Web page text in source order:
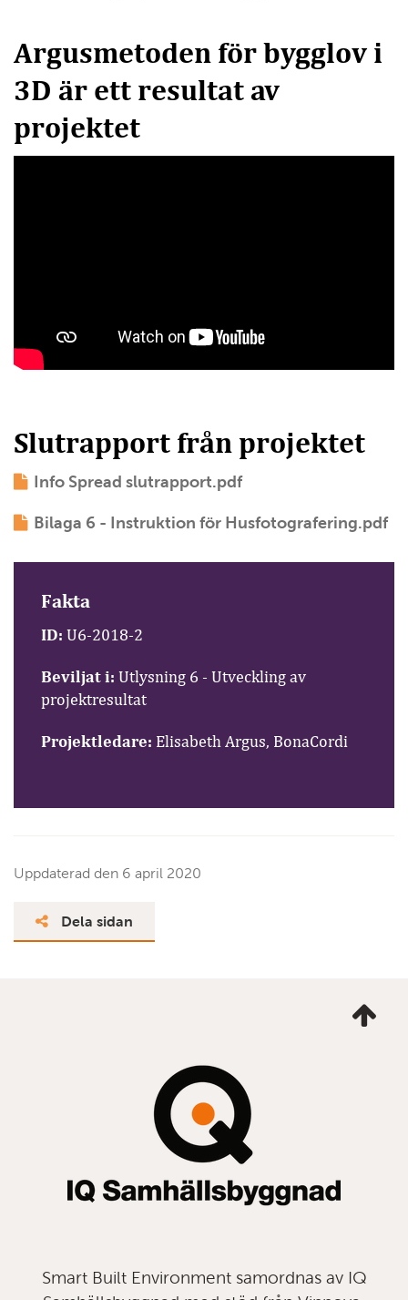
Argusmetoden för bygglov i
3D är ett resultat av
projektet
Slutrapport från projektet
Info Spread slutrapport.pdf
Bilaga 6 - Instruktion för Husfotografering.pdf
Fakta
ID: U6-2018-2
Beviljat i: Utlysning 6 - Utveckling av
projektresultat
Projektledare: Elisabeth Argus, BonaCordi
Uppdaterad den 6 april 2020
Dela sidan
mig
Smart Built Environment samordnas av IQ